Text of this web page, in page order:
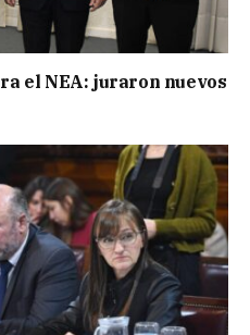
el NEA: juraron nuevos